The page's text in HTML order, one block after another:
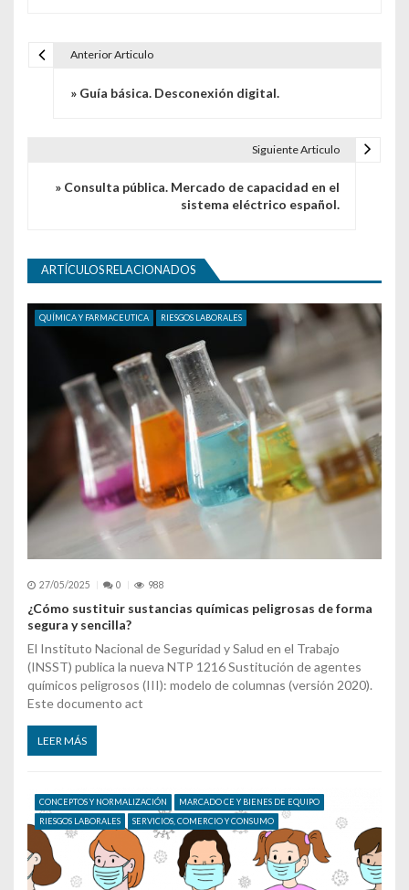
Navegación de entradas
Anterior Articulo
» Guía básica. Desconexión digital.
Siguiente Articulo
» Consulta pública. Mercado de capacidad en el
sistema eléctrico español.
ARTÍCULOS RELACIONADOS
QUÍMICA Y FARMACEUTICA RIESGOS LABORALES
27/05/2025 0 988
¿Cómo sustituir sustancias químicas peligrosas de forma
segura y sencilla?
El Instituto Nacional de Seguridad y Salud en el Trabajo
(INSST) publica la nueva NTP 1216 Sustitución de agentes
químicos peligrosos (III): modelo de columnas (versión 2020).
Este documento act
LEER MÁS
CONCEPTOS Y NORMALIZACIÓN
MARCADO CE Y BIENES DE EQUIPO
RIESGOS LABORALES
SERVICIOS, COMERCIO Y CONSUMO